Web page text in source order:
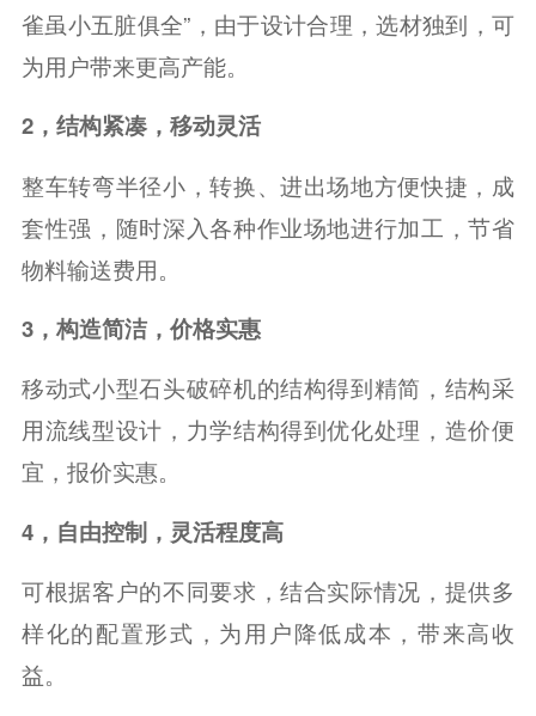
雀虽小五脏俱全”，由于设计合理，选材独到，可
为用户带来更高产能。
2，结构紧凑，移动灵活
整车转弯半径小，转换、进出场地方便快捷，成
套性强，随时深入各种作业场地进行加工，节省
物料输送费用。
3，构造简洁，价格实惠
移动式小型石头破碎机的结构得到精简，结构采
用流线型设计，力学结构得到优化处理，造价便
宜，报价实惠。
4，自由控制，灵活程度高
可根据客户的不同要求，结合实际情况，提供多
样化的配置形式，为用户降低成本，带来高收
益。